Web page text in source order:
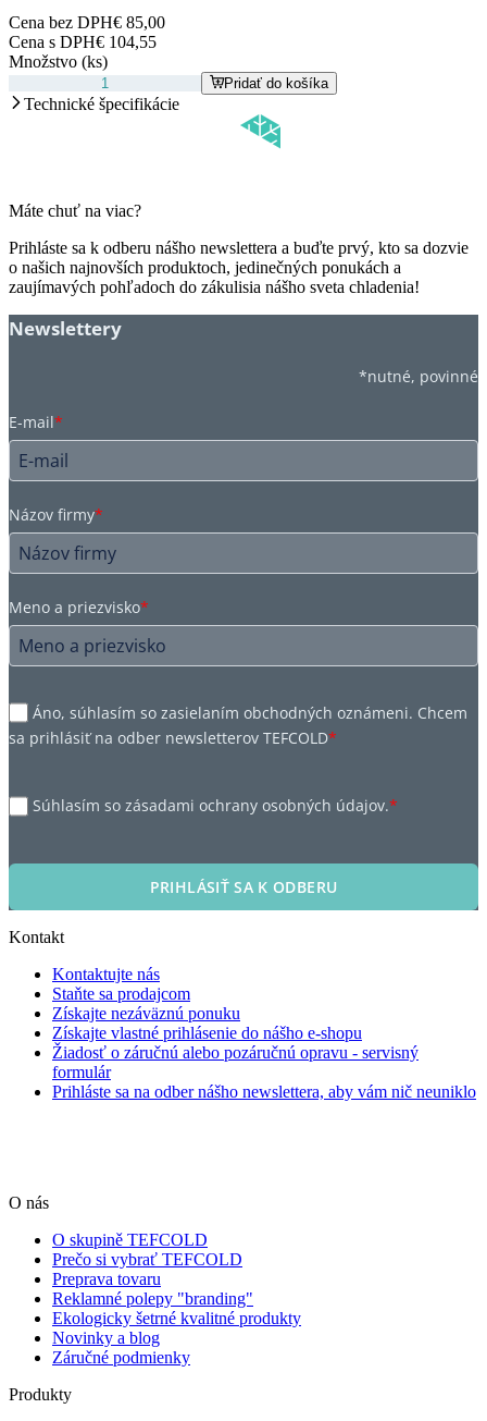
Cena bez DPH€ 85,00
Cena s DPH€ 104,55
Množstvo (ks)
Pridať do košíka
Technické špecifikácie
Máte chuť na viac?
Prihláste sa k odberu nášho newslettera a buďte prvý, kto sa dozvie
o našich najnovších produktoch, jedinečných ponukách a
zaujímavých pohľadoch do zákulisia nášho sveta chladenia!
Newslettery
*nutné, povinné
E-mail*
Názov firmy*
Meno a priezvisko*
Áno, súhlasím so zasielaním obchodných oznámeni. Chcem
sa prihlásiť na odber newsletterov TEFCOLD*
Súhlasím so zásadami ochrany osobných údajov.*
PRIHLÁSIŤ SA K ODBERU
Kontakt
Kontaktujte nás
Staňte sa prodajcom
Získajte nezáväznú ponuku
Získajte vlastné prihlásenie do nášho e-shopu
Žiadosť o záručnú alebo pozáručnú opravu - servisný
formulár
Prihláste sa na odber nášho newslettera, aby vám nič neuniklo
O nás
O skupině TEFCOLD
Prečo si vybrať TEFCOLD
Preprava tovaru
Reklamné polepy "branding"
Ekologicky šetrné kvalitné produkty
Novinky a blog
Záručné podmienky
Produkty